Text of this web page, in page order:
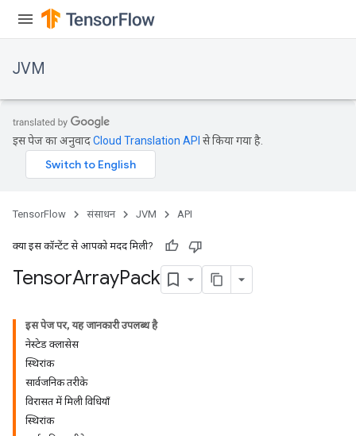
JVM
इस पेज का अनुवादCloud Translation API से किया गया है.
TensorFlow संसाधन JVM API
क्या इस कॉन्टेंट से आपको मदद मिली?
TensorArrayPack
इस पेज पर, यह जानकारी उपलब्ध है
नेस्टेड क्लासेस
स्थिरांक
सार्वजनिक तरीके
विरासत में मिली विधियाँ
स्थिरांक